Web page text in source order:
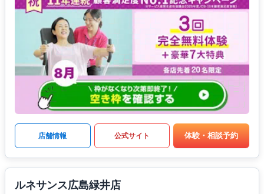
店舗情報 公式サイト 体験・相談予約
ルネサンス広島緑井店